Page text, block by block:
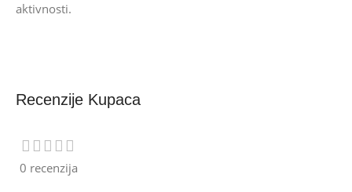
aktivnosti.
Recenzije Kupaca
0 recenzija